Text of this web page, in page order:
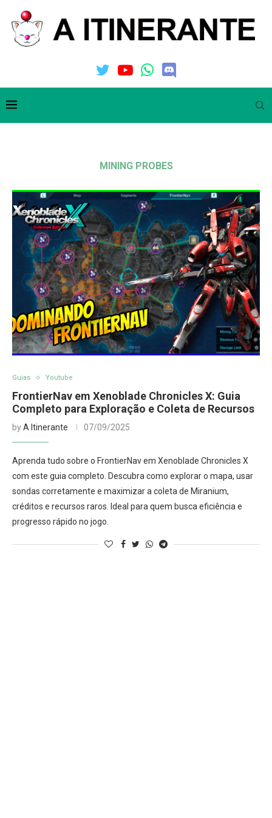
MINING PROBES
Guias Youtube
FrontierNav em Xenoblade Chronicles X: Guia
Completo para Exploração e Coleta de Recursos
byA Itinerante 07/09/2025
Aprenda tudo sobre o FrontierNav em Xenoblade Chronicles X
com este guia completo. Descubra como explorar o mapa, usar
sondas corretamente e maximizar a coleta de Miranium,
créditos e recursos raros. Ideal para quem busca eficiência e
progresso rápido no jogo.